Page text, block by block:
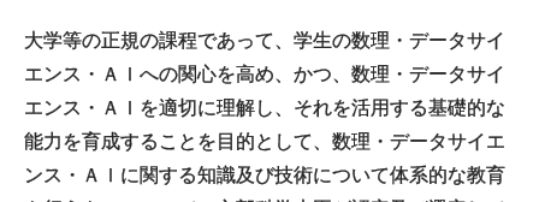
大学等の正規の課程であって、学生の数理・データサイ
エンス・ＡＩへの関心を高め、かつ、数理・データサイ
エンス・ＡＩを適切に理解し、それを活用する基礎的な
能力を育成することを目的として、数理・データサイエ
ンス・ＡＩに関する知識及び技術について体系的な教育